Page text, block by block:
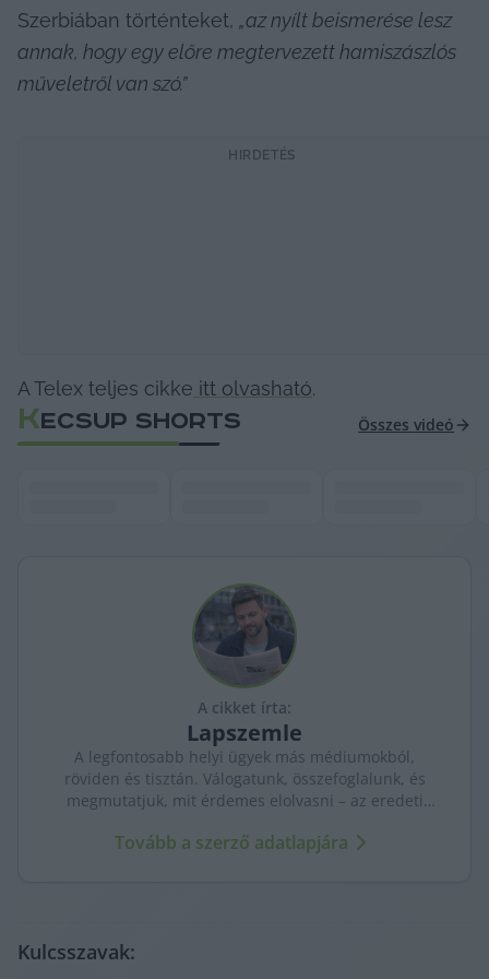
Szerbiában történteket, „az nyílt beismerése lesz
annak, hogy egy előre megtervezett hamiszászlós
műveletről van szó.”
HIRDETÉS
A Telex teljes cikke itt olvasható.
KECSUP SHORTS Összes videó
A cikket írta:
Lapszemle
A legfontosabb helyi ügyek más médiumokból,
röviden és tisztán. Válogatunk, összefoglalunk, és
megmutatjuk, mit érdemes elolvasni – az eredeti
Tovább a szerző adatlapjára
Kulcsszavak: